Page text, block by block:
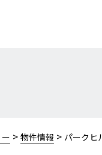
> 物件情報 > パークヒ